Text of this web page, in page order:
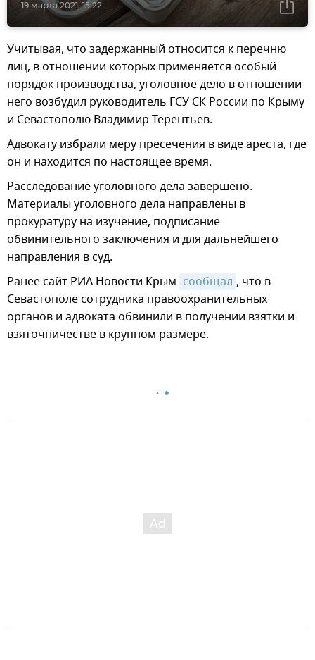
19 марта 2021, 15:22
Учитывая, что задержанный относится к перечню
лиц, в отношении которых применяется особый
порядок производства, уголовное дело в отношении
него возбудил руководитель ГСУ СК России по Крыму
и Севастополю Владимир Терентьев.
Адвокату избрали меру пресечения в виде ареста, где
он и находится по настоящее время.
Расследование уголовного дела завершено.
Материалы уголовного дела направлены в
прокуратуру на изучение, подписание
обвинительного заключения и для дальнейшего
направления в суд.
Ранее сайт РИА Новости Крым сообщал , что в
Севастополе сотрудника правоохранительных
органов и адвоката обвинили в получении взятки и
взяточничестве в крупном размере.